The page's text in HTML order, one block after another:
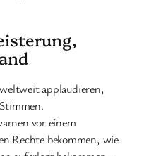
applaudieren,
vor einem
Rechte bekommen, wie